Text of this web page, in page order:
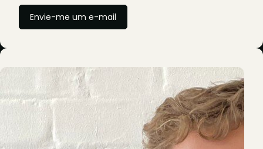
Envie-me um e-mail